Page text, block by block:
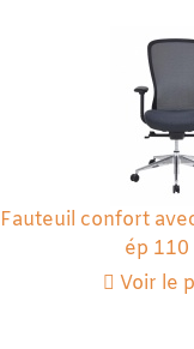
Fauteuil confort
ép 110
Voir le